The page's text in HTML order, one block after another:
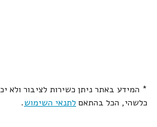
* המידע באתר ניתן כשירות לציבור ולא
כלשהי, הכל בהתאם לתנאי השימוש.